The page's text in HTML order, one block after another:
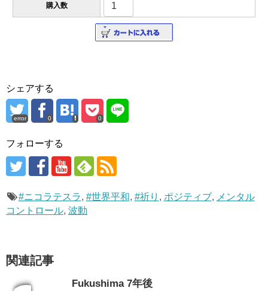
購入数
シェアする
error 0 0
フォローする
#ニコラテスラ, #世界平和, #祈り , ポジティブ, メンタル
コントロール, 波動
関連記事
Fukushima 7年後